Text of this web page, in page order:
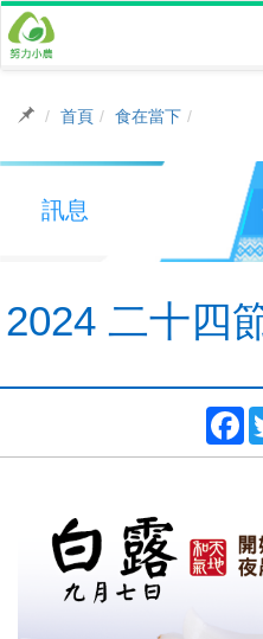
首頁 食在當下
訊息
2024 二十四